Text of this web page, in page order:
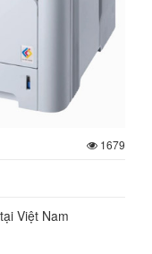
1679
Việt Nam